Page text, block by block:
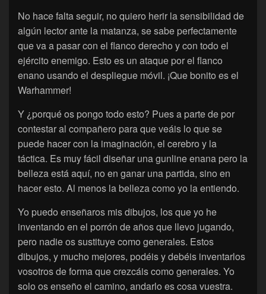
No hace falta seguir, no quiero herir la sensibilidad de
algún lector ante la matanza, se sabe perfectamente
que va a pasar con el flanco derecho y con todo el
ejército enemigo. Esto es un ataque por el flanco
enano usando el despliegue móvil. ¡Que bonito es el
Warhammer!
Y ¿porqué os pongo todo esto? Pues a parte de por
contestar al compañero para que veáis lo que se
puede hacer con la imaginación, el cerebro y la
táctica. Es muy fácil diseñar una gunline enana pero la
belleza está aquí, no en ganar una partida, sino en
hacer esto. Al menos la belleza como yo la entiendo.
Yo puedo enseñaros mis dibujos, los que yo he
inventando en el porrón de años que llevo jugando,
pero nadie os sustituye como generales. Estos
dibujos, y mucho mejores, podéis y debéis inventarlos
vosotros de forma que crezcáis como generales. Yo
solo os enseño el camino, andarlo es cosa vuestra.